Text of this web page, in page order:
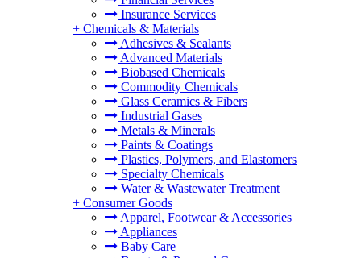
Insurance Services
+ Chemicals & Materials
Adhesives & Sealants
Advanced Materials
Biobased Chemicals
Commodity Chemicals
Glass Ceramics & Fibers
Industrial Gases
Metals & Minerals
Paints & Coatings
Plastics, Polymers, and Elastomers
Specialty Chemicals
Water & Wastewater Treatment
+ Consumer Goods
Apparel, Footwear & Accessories
Appliances
Baby Care